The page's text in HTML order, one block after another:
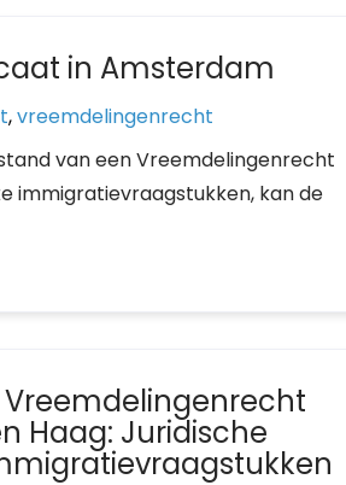
in Amsterdam
,vreemdelingenrecht
van een Vreemdelingenrecht
immigratievraagstukken, kan de
Vreemdelingenrecht
Haag: Juridische